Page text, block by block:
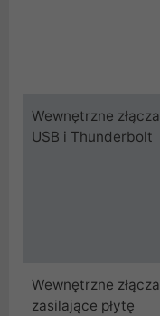
Wewnętrzne złącza
USB i Thunderbolt
Wewnętrzne złącza
zasilające płytę